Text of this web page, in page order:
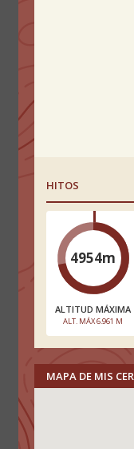
HITOS
4954m
ALTITUD MÁXIMA
ALT. MÁX 6.961 M
MAPA DE MIS